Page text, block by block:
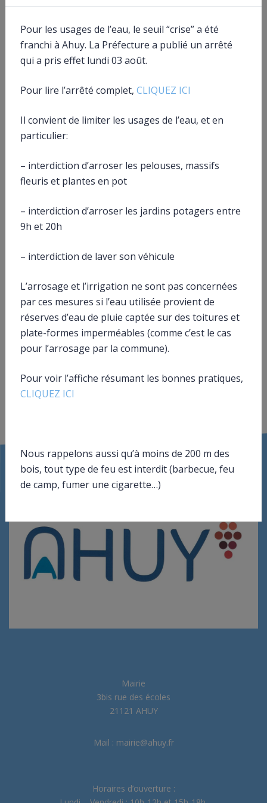
Textes de référence
Services en ligne et formulaires
Et aussi
Argent – Impôts – Consommation
Impôt sur le revenu : déclaration et revenus à
Argent – Impôts – Consommation
Plan d’épargne retraite (PER)
Argent – Impôts – Consommation
(déduction)
Argent – Impôts – Consommation
Argent – Impôts – Consommation
Brochure pratique 2023 – Déclaration des revenus
de 2022
Ministère chargé des finances
Mairie
3bis rue des écoles
21121 AHUY
Mail : mairie@ahuy.fr
Horaires d’ouverture :
Pour les usages de l’eau, le seuil “crise” a été
franchi à Ahuy. La Préfecture a publié un arrêté
qui a pris effet lundi 03 août.
Pour lire l’arrêté complet, CLIQUEZ ICI
Il convient de limiter les usages de l’eau, et en
particulier:
– interdiction d’arroser les pelouses, massifs
fleuris et plantes en pot
– interdiction d’arroser les jardins potagers entre
9h et 20h
– interdiction de laver son véhicule
L’arrosage et l’irrigation ne sont pas concernées
par ces mesures si l’eau utilisée provient de
réserves d’eau de pluie captée sur des toitures et
plate-formes imperméables (comme c’est le cas
pour l’arrosage par la commune).
Pour voir l’affiche résumant les bonnes pratiques,
CLIQUEZ ICI
Nous rappelons aussi qu’à moins de 200 m des
bois, tout type de feu est interdit (barbecue, feu
de camp, fumer une cigarette…)